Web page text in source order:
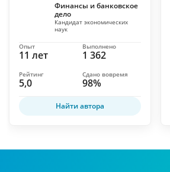
Финансы и банковское
дело
Кандидат экономических
наук
11 лет
Опыт
1 362
Выполнено
5,0
Рейтинг
98%
Сдано вовремя
Найти автора